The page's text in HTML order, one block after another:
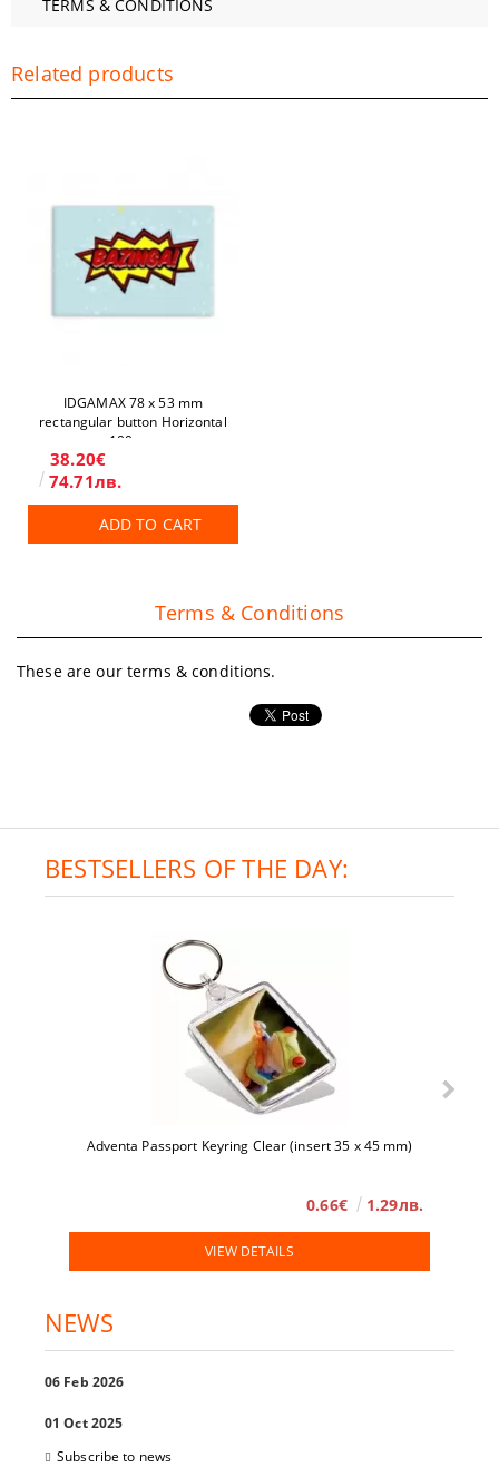
TERMS & CONDITIONS
Related products
IDGAMAX 78 x 53 mm
rectangular button Horizontal
100 pcs
38.20€
74.71лв.
ADD TO CART
Terms & Conditions
These are our terms & conditions.
BESTSELLERS OF THE DAY:
Adventa Passport Keyring Clear (insert 35 x 45 mm)
0.66€ 1.29лв.
VIEW DETAILS
NEWS
06 Feb 2026
01 Oct 2025
Subscribe to news